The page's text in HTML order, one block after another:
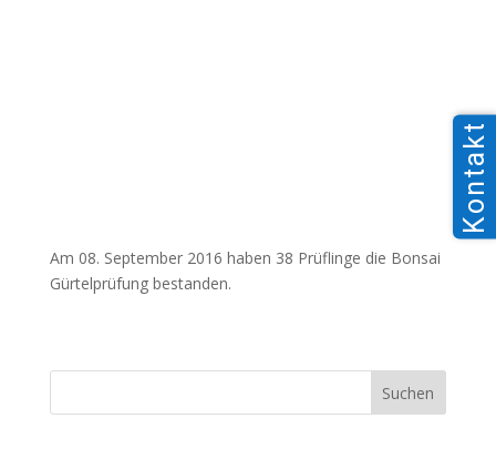
Am 08. September 2016 haben 38 Prüflinge die Bonsai
Gürtelprüfung bestanden.
Kontakt